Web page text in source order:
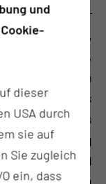
für
Ziel ist es,
bereitzustellen,
In
Welt, ist es
dass wir uns
den stetig
und
und
dieser
USA durch
sie auf
Sie zugleich
ein, dass